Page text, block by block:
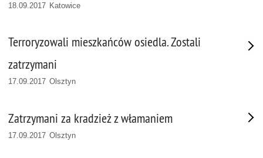
18.09.2017 Katowice
Terroryzowali mieszkańców osiedla. Zostali
zatrzymani
17.09.2017 Olsztyn
Zatrzymani za kradzież z włamaniem
17.09.2017 Olsztyn